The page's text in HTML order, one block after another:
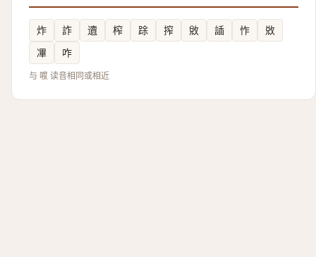
炸 詐 䢱 榨 䟻 搾 敓 䛽 怍
敚
㓖
咋
与 喥 读音相同或相近